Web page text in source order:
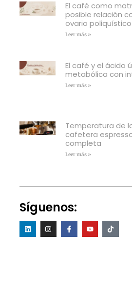
El café como
posible relación
ovario poliquístico
Leer más »
El café y el ácido
metabólica con
Leer más »
Temperatura de
cafetera
completa
Leer más »
Síguenos: